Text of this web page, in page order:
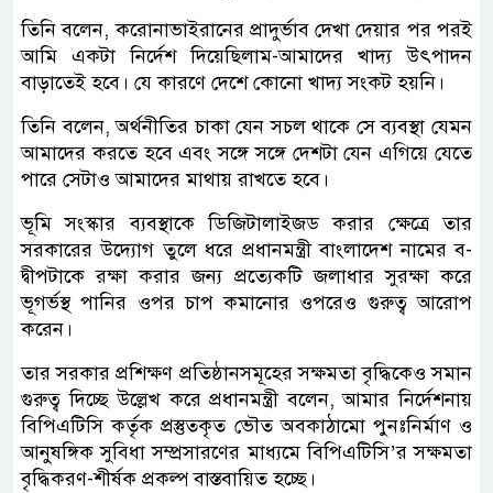
তিনি বলেন, করোনাভাইরানের প্রাদুর্ভাব দেখা দেয়ার পর পরই
আমি একটা নির্দেশ দিয়েছিলাম-আমাদের খাদ্য উৎপাদন
বাড়াতেই হবে। যে কারণে দেশে কোনো খাদ্য সংকট হয়নি।
তিনি বলেন, অর্থনীতির চাকা যেন সচল থাকে সে ব্যবস্থা যেমন
আমাদের করতে হবে এবং সঙ্গে সঙ্গে দেশটা যেন এগিয়ে যেতে
পারে সেটাও আমাদের মাথায় রাখতে হবে।
ভূমি সংস্কার ব্যবস্থাকে ডিজিটালাইজড করার ক্ষেত্রে তার
সরকারের উদ্যোগ তুলে ধরে প্রধানমন্ত্রী বাংলাদেশ নামের ব-
দ্বীপটাকে রক্ষা করার জন্য প্রত্যেকটি জলাধার সুরক্ষা করে
ভূগর্ভস্থ পানির ওপর চাপ কমানোর ওপরেও গুরুত্ব আরোপ
করেন।
তার সরকার প্রশিক্ষণ প্রতিষ্ঠানসমূহের সক্ষমতা বৃদ্ধিকেও সমান
গুরুত্ব দিচ্ছে উল্লেখ করে প্রধানমন্ত্রী বলেন, আমার নির্দেশনায়
বিপিএটিসি কর্তৃক প্রস্তুতকৃত ভৌত অবকাঠামো পুনঃনির্মাণ ও
আনুষঙ্গিক সুবিধা সম্প্রসারণের মাধ্যমে বিপিএটিসি’র সক্ষমতা
বৃদ্ধিকরণ-শীর্ষক প্রকল্প বাস্তবায়িত হচ্ছে।